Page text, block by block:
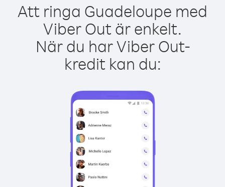
Att ringa Guadeloupe med
Viber Out är enkelt.
När du har Viber Out-
kredit kan du: